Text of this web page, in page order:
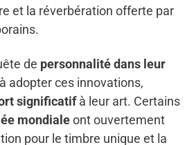
et la réverbération offerte par
de personnalité dans leur
adopter ces innovations,
significatifà leur art. Certains
mondialeont ouvertement
pour le timbre unique et la